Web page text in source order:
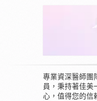
專業資深醫師團
員，秉持著佳美
心，值得您的信